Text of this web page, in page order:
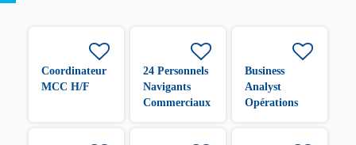
Coordinateur
MCC H/F
24 Personnels
Navigants
Commerciaux
Business
Analyst
Opérations